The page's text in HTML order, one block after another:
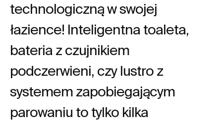
technologiczną w swojej
łazience! Inteligentna toaleta,
bateria z czujnikiem
podczerwieni, czy lustro z
systemem zapobiegającym
parowaniu to tylko kilka